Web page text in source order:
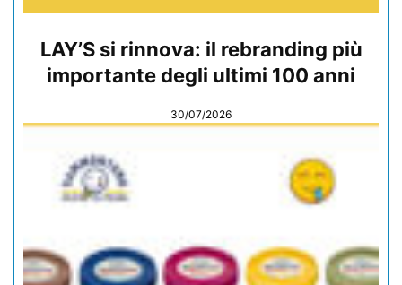
LAY’S si rinnova: il rebranding più
importante degli ultimi 100 anni
30/07/2026